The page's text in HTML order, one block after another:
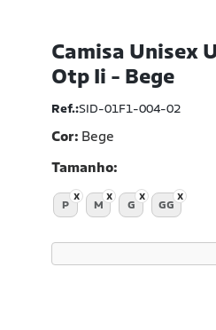
Camisa Unisex
Otp Ii - Bege
Ref.:SID-01F1-004-02
Cor: Bege
Tamanho
P M G GG